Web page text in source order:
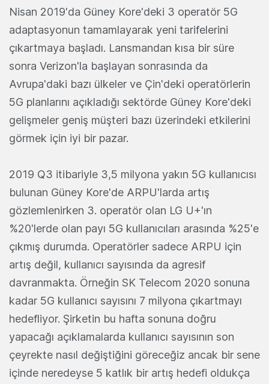
Nisan 2019'da Güney Kore'deki 3 operatör 5G
adaptasyonun tamamlayarak yeni tarifelerini
çıkartmaya başladı. Lansmandan kısa bir süre
sonra Verizon'la başlayan sonrasında da
Avrupa'daki bazı ülkeler ve Çin'deki operatörlerin
5G planlarını açıkladığı sektörde Güney Kore'deki
gelişmeler geniş müşteri bazı üzerindeki etkilerini
görmek için iyi bir pazar.
2019 Q3 itibariyle 3,5 milyona yakın 5G kullanıcısı
bulunan Güney Kore'de ARPU'larda artış
gözlemlenirken 3. operatör olan LG U+'ın
%20'lerde olan payı 5G kullanıcıları arasında %25'e
çıkmış durumda. Operatörler sadece ARPU için
artış değil, kullanıcı sayısında da agresif
davranmakta. Örneğin SK Telecom 2020 sonuna
kadar 5G kullanıcı sayısını 7 milyona çıkartmayı
hedefliyor. Şirketin bu hafta sonuna doğru
yapacağı açıklamalarda kullanıcı sayısının son
çeyrekte nasıl değiştiğini göreceğiz ancak bir sene
içinde neredeyse 5 katlık bir artış hedefi oldukça